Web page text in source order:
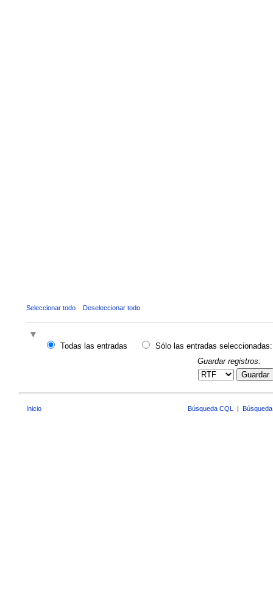
Seleccionar todo Deseleccionar todo
Todas las entradas
Sólo las entradas seleccionadas:
Guardar registros:
Guardar
Inicio Búsqueda CQL